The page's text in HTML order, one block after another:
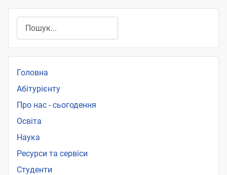
Головна
Абітурієнту
Про нас - сьогодення
Освіта
Наука
Ресурси та сервіси
Студенти